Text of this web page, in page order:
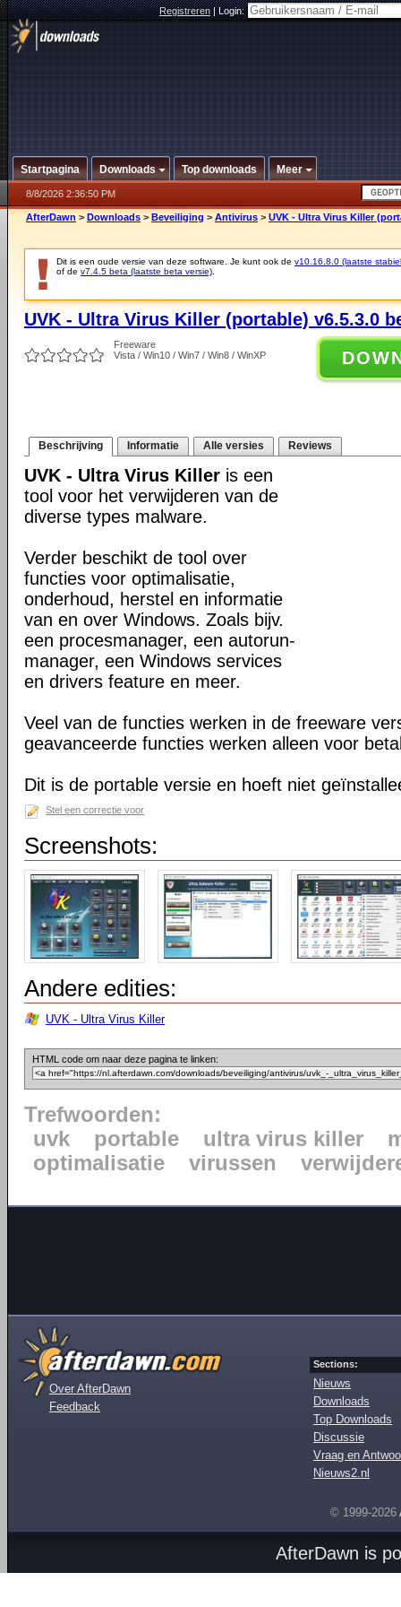
Registreren|Login:
Startpagina Downloads Top downloads Meer
8/8/2026 2:36:50 PM
AfterDawn > Downloads > Beveiliging > Antivirus > UVK - Ultra Virus Killer
Dit is een oude versie van deze software. Je kunt ook de v10.16.8.0 (laatste
of de v7.4.5 beta (laatste beta versie)
UVK - Ultra Virus Killer (portable) v6.5.3.0
Freeware
Vista / Win10 / Win7 / Win8 / WinXP
Beschrijving Informatie Alle versies Reviews
UVK - Ultra Virus Killer is een
tool voor het verwijderen van de
diverse types malware.
Verder beschikt de tool over
functies voor optimalisatie,
onderhoud, herstel en informatie
van en over Windows. Zoals bijv.
een procesmanager, een autorun-
manager, een Windows services
en drivers feature en meer.
Veel van de functies werken in de freeware
geavanceerde functies werken alleen voor
Dit is de portable versie en hoeft niet
Stel een correctie voor
Screenshots:
Andere edities:
UVK - Ultra Virus Killer
HTML code om naar deze pagina te linken:
Trefwoorden:
uvk
portable ultra virus killer
optimalisatie
virussen
Over AfterDawn
Feedback
Sections:
Nieuws
Downloads
Top Downloads
Discussie
Vraag en
Nieuws2.nl
© 1999-2026
AfterDawn is